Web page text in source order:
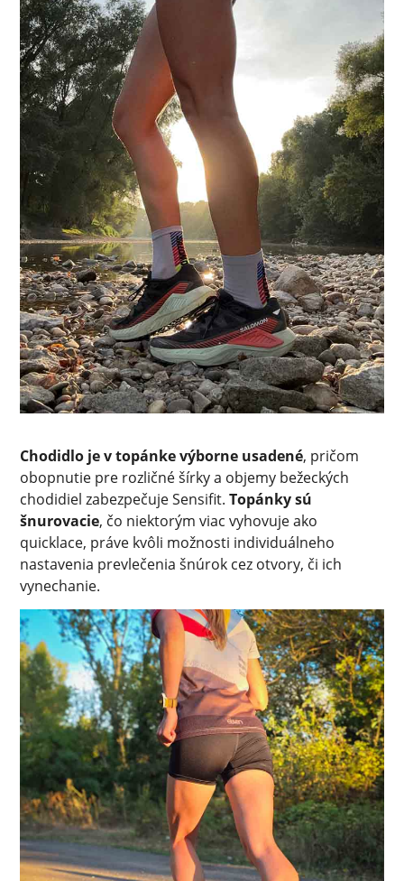
Chodidlo je v topánke výborne usadené, pričom
obopnutie pre rozličné šírky a objemy bežeckých
chodidiel zabezpečuje Sensifit. Topánky sú
šnurovacie, čo niektorým viac vyhovuje ako
quicklace, práve kvôli možnosti individuálneho
nastavenia prevlečenia šnúrok cez otvory, či ich
vynechanie.